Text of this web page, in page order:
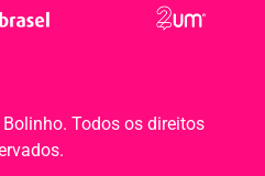
Todos os direitos